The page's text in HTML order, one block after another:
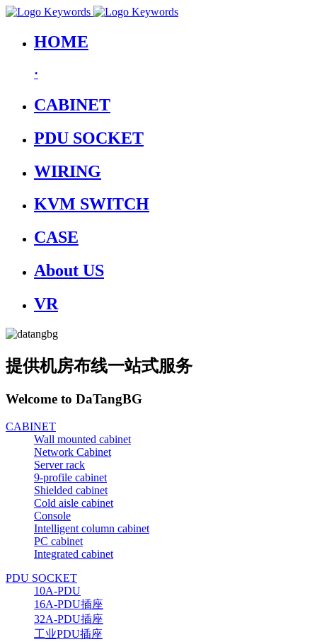
HOME
·
CABINET
PDU SOCKET
WIRING
KVM SWITCH
CASE
About US
VR
提供机房布线一站式服务
Welcome to DaTangBG
CABINET
Wall mounted cabinet
Network Cabinet
Server rack
9-profile cabinet
Shielded cabinet
Cold aisle cabinet
Console
Intelligent column cabinet
PC cabinet
Integrated cabinet
PDU SOCKET
10A-PDU
16A-PDU插座
32A-PDU插座
工业PDU插座